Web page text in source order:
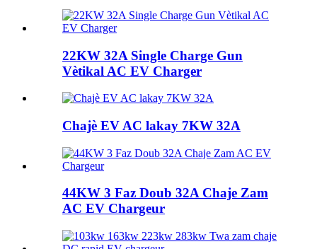
22KW 32A Single Charge Gun
Vètikal AC EV Charger
Chajè EV AC lakay 7KW 32A
44KW 3 Faz Doub 32A Chaje Zam
AC EV Chargeur